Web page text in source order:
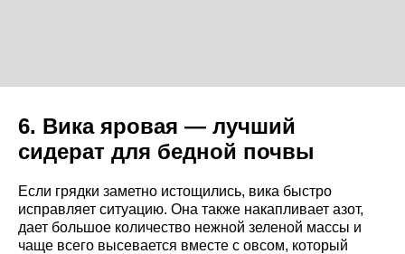
6. Вика яровая — лучший
сидерат для бедной почвы
Если грядки заметно истощились, вика быстро
исправляет ситуацию. Она также накапливает азот,
дает большое количество нежной зеленой массы и
чаще всего высевается вместе с овсом, который